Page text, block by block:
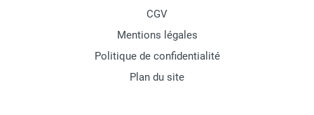
CGV
Mentions légales
Politique de confidentialité
Plan du site